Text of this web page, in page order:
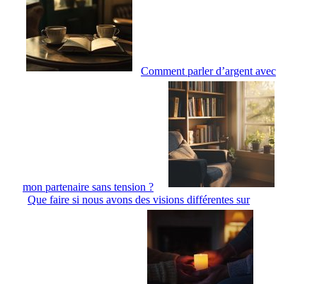
Comment parler d’argent avec
mon partenaire sans tension ?
Que faire si nous avons des visions différentes sur